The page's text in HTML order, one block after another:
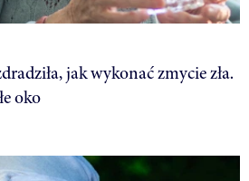
jak wykonać zmycie zła.
oko